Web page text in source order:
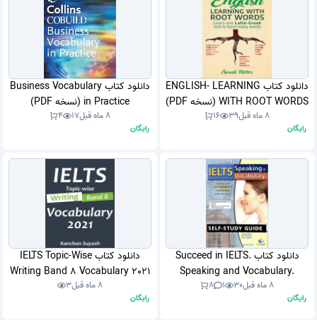
دانلود کتاب ENGLISH- LEARNING
WITH ROOT WORDS (نسخه PDF)
8 ماه قبل 39
16
رایگان
دانلود کتاب Business Vocabulary
in Practice (نسخه PDF)
8 ماه قبل 17
4
رایگان
دانلود کتاب Succeed in IELTS.
Speaking and Vocabulary.
Student’s Book (نسخه PDF)
8 ماه قبل 30
1
8
رایگان
دانلود کتاب IELTS Topic-Wise
Writing Band 8 Vocabulary 2021
(نسخه PDF)
8 ماه قبل 3
رایگان